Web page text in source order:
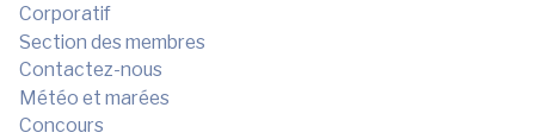
Corporatif
Section des membres
Contactez-nous
Météo et marées
Concours